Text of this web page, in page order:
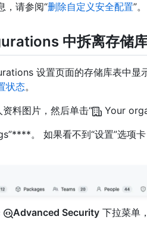
，请参阅“删除自定义安全配置”。
中拆离存储
设置页面的存储库表中显
状态。
料图片，然后单击“
Your
。 如果看不到“设置”选项
Advanced Security 下拉菜单